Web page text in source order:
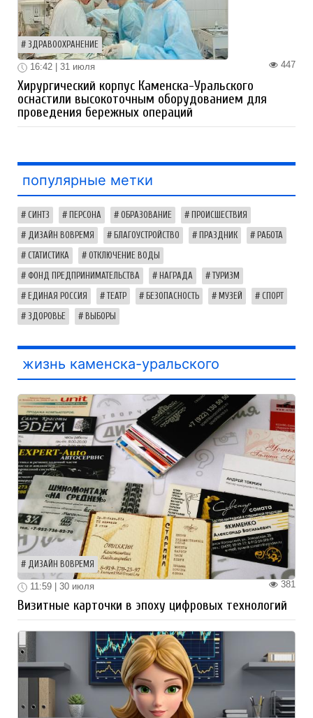
ЗДРАВООХРАНЕНИЕ
447
16:42 | 31 июля
Хирургический корпус Каменска-Уральского
оснастили высокоточным оборудованием для
проведения бережных операций
популярные метки
СИНТЗ ПЕРСОНА ОБРАЗОВАНИЕ ПРОИСШЕСТВИЯ
ДИЗАЙН ВОВРЕМЯ БЛАГОУСТРОЙСТВО ПРАЗДНИК РАБОТА
СТАТИСТИКА ОТКЛЮЧЕНИЕ ВОДЫ
ФОНД ПРЕДПРИНИМАТЕЛЬСТВА НАГРАДА ТУРИЗМ
ЕДИНАЯ РОССИЯ ТЕАТР БЕЗОПАСНОСТЬ МУЗЕЙ СПОРТ
ЗДОРОВЬЕ ВЫБОРЫ
жизнь каменска-уральского
ДИЗАЙН ВОВРЕМЯ
381
11:59 | 30 июля
Визитные карточки в эпоху цифровых технологий